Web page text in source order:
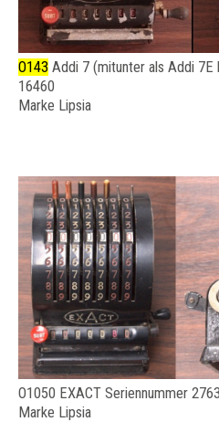
O143 Addi 7 (mitunter als Addi 7E
16460
Marke Lipsia
O1050 EXACT Seriennummer
Marke Lipsia